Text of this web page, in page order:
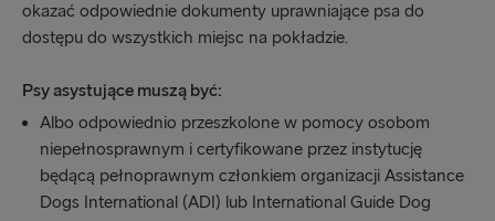
okazać odpowiednie dokumenty uprawniające psa do
dostępu do wszystkich miejsc na pokładzie.
Psy asystujące muszą być:
Albo odpowiednio przeszkolone w pomocy osobom
niepełnosprawnym i certyfikowane przez instytucję
będącą pełnoprawnym członkiem organizacji Assistance
Dogs International (ADI) lub International Guide Dog